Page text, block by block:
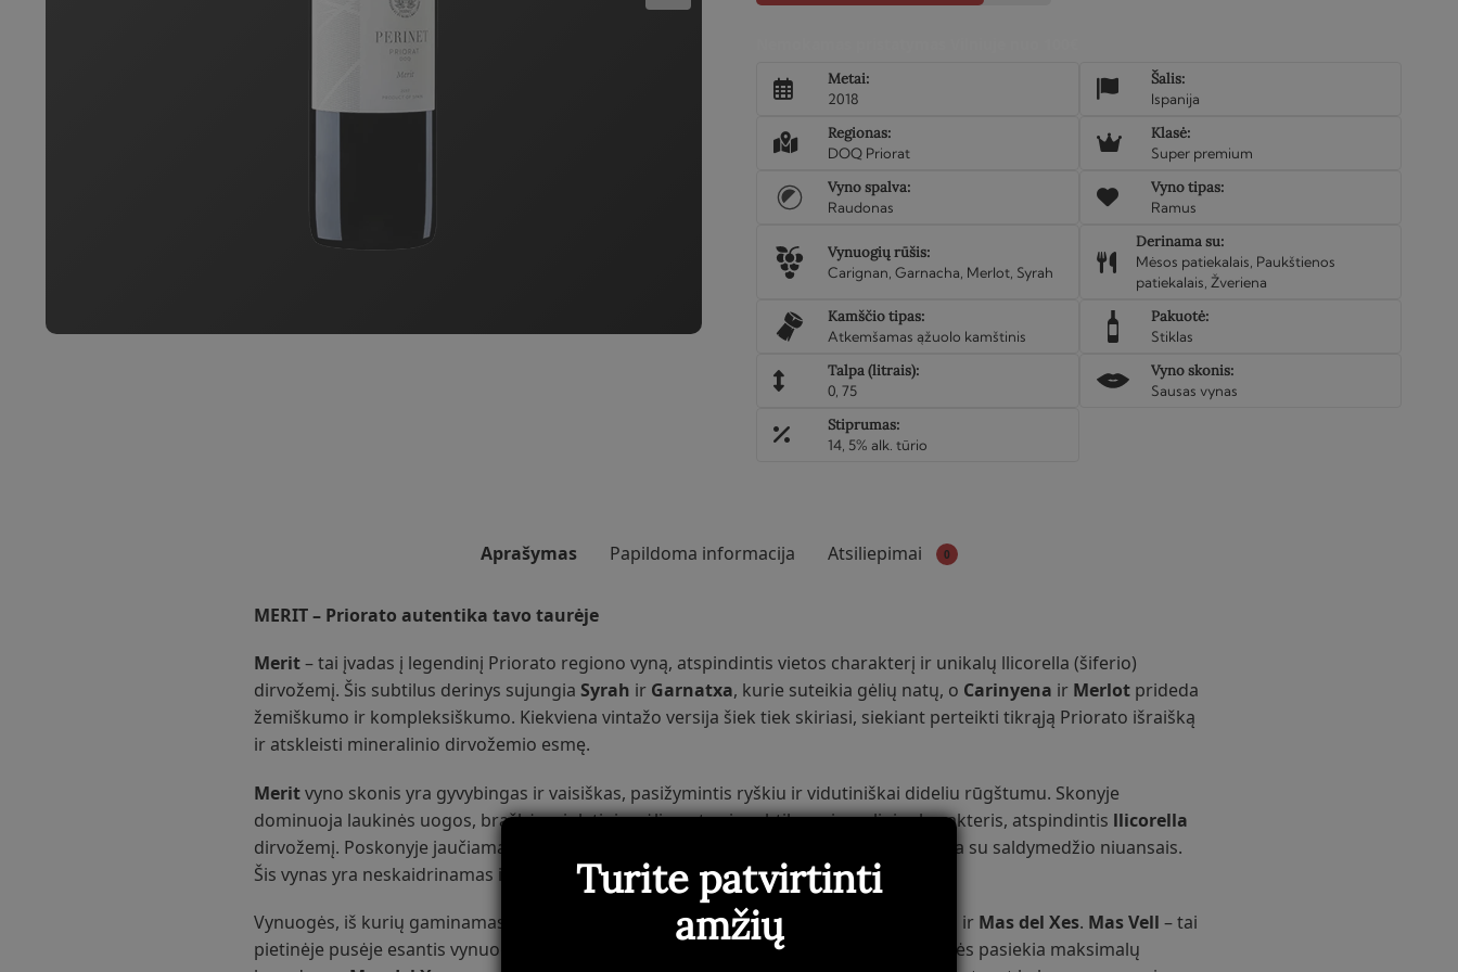
Metai:
2018
Šalis:
Ispanija
Regionas:
DOQ Priorat
Klasė:
Super premium
Vyno spalva:
Raudonas
Vyno tipas:
Ramus
Vynuogių rūšis:
Carignan, Garnacha, Merlot, Syrah
Derinama su:
Mėsos patiekalais, Paukštienos
patiekalais, Žveriena
Kamščio tipas:
Atkemšamas ąžuolo kamštinis
Pakuotė:
Stiklas
Talpa (litrais):
0, 75
Vyno skonis:
Sausas vynas
Stiprumas:
14, 5% alk. tūrio
Aprašymas Papildoma informacija Atsiliepimai 0
MERIT – Priorato autentika tavo taurėje
Merit– tai įvadas į legendinį Priorato regiono vyną, atspindintis vietos charakterį ir unikalų llicorella (šiferio)
dirvožemį. Šis subtilus derinys sujungia Syrah ir Garnatxa, kurie suteikia gėlių natų, o Carinyena ir Merlotprideda
žemiškumo ir kompleksiškumo. Kiekviena vintažo versija šiek tiek skiriasi, siekiant perteikti tikrąją Priorato išraišką
ir atskleisti mineralinio dirvožemio esmę.
Meritvyno skonis yra gyvybingas ir vaisiškas, pasižymintis ryškiu ir vidutiniškai dideliu rūgštumu. Skonyje
dominuoja laukinės uogos, braškės, violetinių gėlių natos ir subtilus mineralinis charakteris, atspindintis llicorella
dirvožemį. Poskonyje jaučiamas šilkiniai taninai, o ilgas vaisiškumas, švelniai susijungia su saldymedžio niuansais.
Šis vynas yra neskaidrinamas ir nefiltruotas, siekiant išsaugoti aromatų spektrą.
Vynuogės, iš kurių gaminamas , auga dviejuose Perinet vynuogynuose: ir Mas del Xes. Mas Vell – tai
pietinėje pusėje esantis vynuogynas, kuriame dėl visos dienos saulės poveikio vynuogės pasiekia maksimalų
Turite patvirtinti
amžių